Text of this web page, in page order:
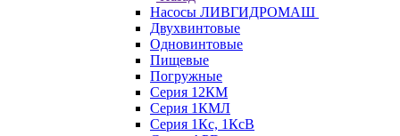
Насосы ЛИВГИДРОМАШ
Двухвинтовые
Одновинтовые
Пищевые
Погружные
Серия 12КМ
Серия 1КМЛ
Серия 1Кс, 1КсВ